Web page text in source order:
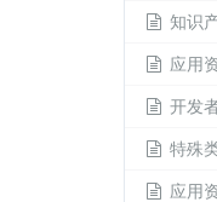
知识
应用
开发
特殊
应用